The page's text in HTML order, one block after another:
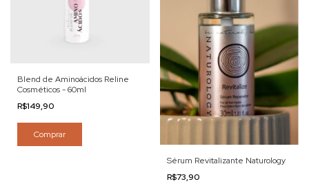
Blend de Aminoácidos Reline
Cosméticos - 60ml
R$149,90
Comprar
Sérum Revitalizante Naturology
R$73,90